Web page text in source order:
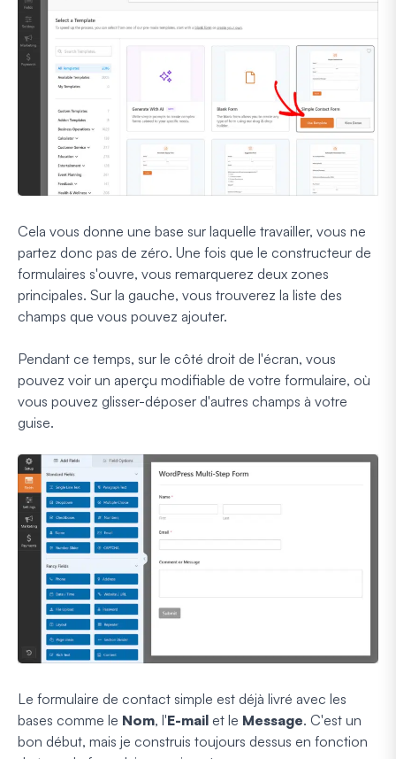
Cela vous donne une base sur laquelle travailler, vous ne
partez donc pas de zéro. Une fois que le constructeur de
formulaires s'ouvre, vous remarquerez deux zones
principales. Sur la gauche, vous trouverez la liste des
champs que vous pouvez ajouter.
Pendant ce temps, sur le côté droit de l'écran, vous
pouvez voir un aperçu modifiable de votre formulaire, où
vous pouvez glisser-déposer d'autres champs à votre
guise.
Le formulaire de contact simple est déjà livré avec les
bases comme le Nom, l'E-mail et le Message. C'est un
bon début, mais je construis toujours dessus en fonction